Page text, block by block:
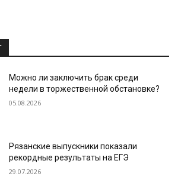
Можно ли заключить брак среди
недели в торжественной обстановке?
05.08.2026
Рязанские выпускники показали
рекордные результаты на ЕГЭ
29.07.2026